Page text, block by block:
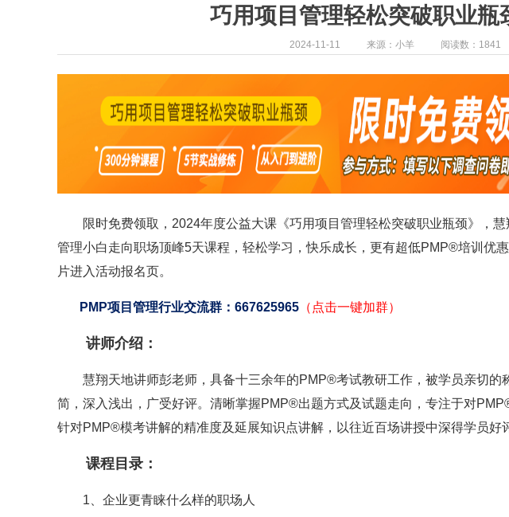
巧用项目管理轻松突破职业瓶
2024-11-11 来源：小羊 阅读数：1841
限时免费领取，2024年度公益大课《巧用项目管理轻松突破职业瓶颈》 ， 慧
管理小白走向职场顶峰5天课程，轻松学习，快乐成长，更有超低PMP®培训优
片进入活动报名页。
PMP项目管理行业交流群：667625965 （点击一键加群）
讲师介绍：
慧翔天地讲师彭老师，具备十三余年的PMP®考试教研工作，被学员亲切的
简，深入浅出，广受好评。清晰掌握PMP®出题方式及试题走向，专注于对
针对PMP®模考讲解的精准度及延展知识点讲解，以往近百场讲授中深得学员好
课程目录：
1、企业更青睐什么样的职场人